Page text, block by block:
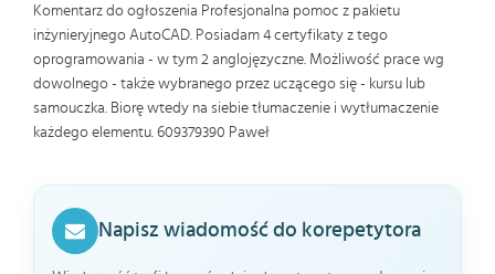
Komentarz do ogłoszenia Profesjonalna pomoc z pakietu
inżynieryjnego AutoCAD. Posiadam 4 certyfikaty z tego
oprogramowania - w tym 2 anglojęzyczne. Możliwość prace wg
dowolnego - także wybranego przez uczącego się - kursu lub
samouczka. Biorę wtedy na siebie tłumaczenie i wytłumaczenie
każdego elementu. 609379390 Paweł
Napisz wiadomość do korepetytora